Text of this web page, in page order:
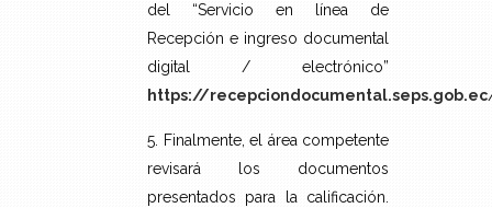
del “Servicio en línea de
Recepción e ingreso documental
digital / electrónico”
https://recepciondocumental.seps.gob.ec
5. Finalmente, el área competente
revisará los documentos
presentados para la calificación.